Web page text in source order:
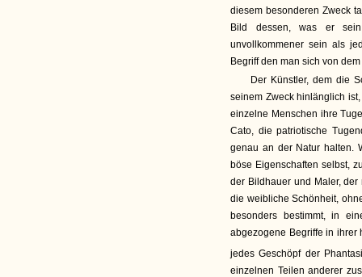
diesem besonderen Zweck
Bild dessen, was er
unvollkommener sein als
Begriff den man sich von
Der Künstler, dem die
seinem Zweck hinlänglich
einzelne Menschen ihre
Cato, die patriotische
genau an der Natur halten.
böse Eigenschaften selbst,
der Bildhauer und Maler,
die weibliche Schönheit,
besonders bestimmt, in
abgezogene Begriffe in ihrer
jedes Geschöpf der
einzelnen Teilen anderer